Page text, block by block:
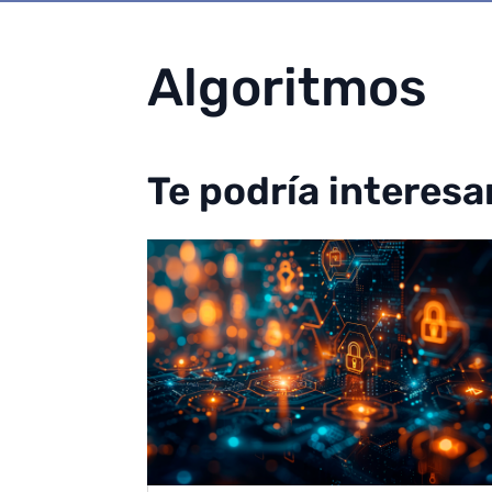
Algoritmos
Te podría